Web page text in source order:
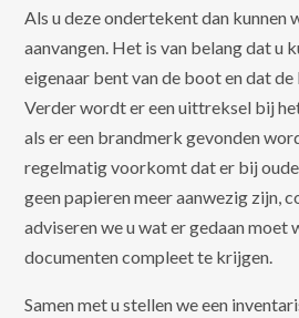
Als u deze ondertekent dan kunnen
aanvangen. Het is van belang dat u
eigenaar bent van de boot en dat
Verder wordt er een uittreksel bij
als er een brandmerk gevonden
regelmatig voorkomt dat er bij
geen papieren meer aanwezig zijn,
adviseren we u wat er gedaan moet
documenten compleet te krijgen.
Samen met u stellen we een